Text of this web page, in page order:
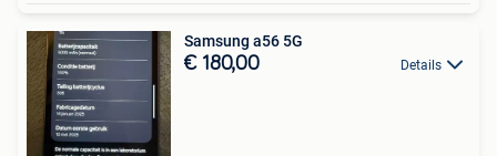
Samsung a56 5G
€ 180,00 Details